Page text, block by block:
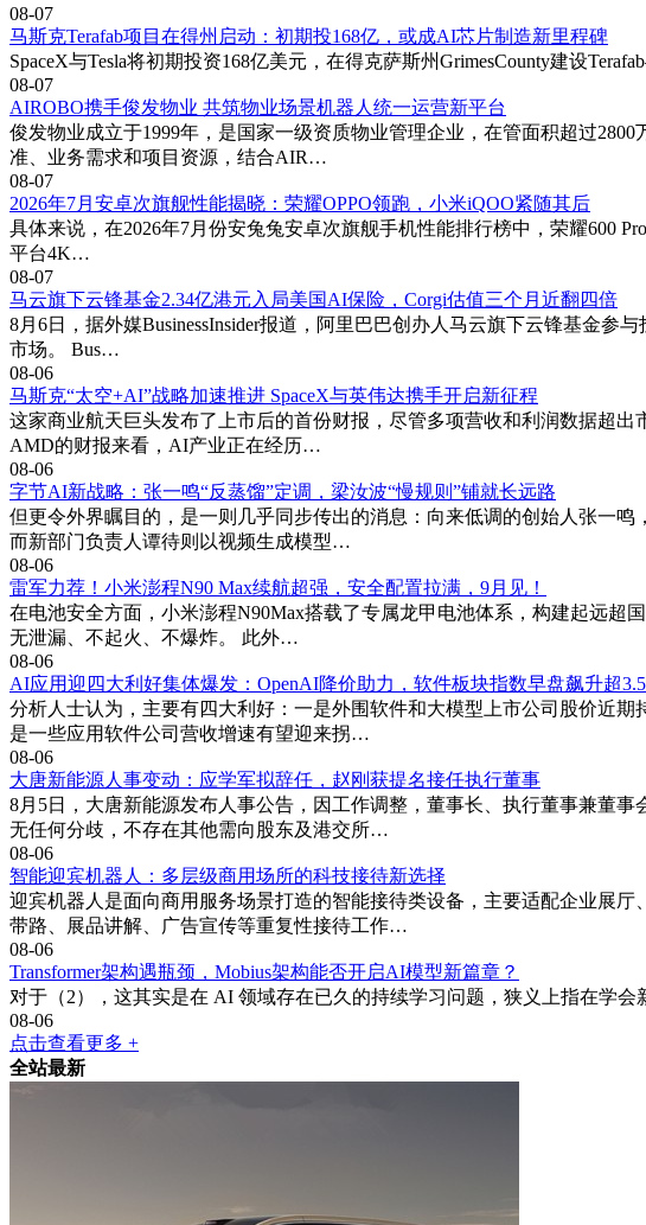
08-07
马斯克Terafab项目在得州启动：初期投168亿，或成AI芯片制造新里程碑
SpaceX与Tesla将初期投资168亿美元，在得克萨斯州GrimesCounty建设
08-07
AIROBO携手俊发物业 共筑物业场景机器人统一运营新平台
俊发物业成立于1999年，是国家一级资质物业管理企业，在管面积超过
准、业务需求和项目资源，结合AIR…
08-07
2026年7月安卓次旗舰性能揭晓：荣耀OPPO领跑，小米iQOO紧随其后
具体来说，在2026年7月份安兔兔安卓次旗舰手机性能排行榜中，荣耀600
平台4K…
08-07
马云旗下云锋基金2.34亿港元入局美国AI保险，Corgi估值三个月近翻四倍
8月6日，据外媒BusinessInsider报道，阿里巴巴创办人马云旗下云锋基金
市场。 Bus…
08-06
马斯克“太空+AI”战略加速推进 SpaceX与英伟达携手开启新征程
这家商业航天巨头发布了上市后的首份财报，尽管多项营收和利润数据超
AMD的财报来看，AI产业正在经历…
08-06
字节AI新战略：张一鸣“反蒸馏”定调，梁汝波“慢规则”铺就长远路
但更令外界瞩目的，是一则几乎同步传出的消息：向来低调的创始人张一
而新部门负责人谭待则以视频生成模型…
08-06
雷军力荐！小米澎程N90 Max续航超强，安全配置拉满，9月见！
在电池安全方面，小米澎程N90Max搭载了专属龙甲电池体系，构建起远超
无泄漏、不起火、不爆炸。 此外…
08-06
AI应用迎四大利好集体爆发：OpenAI降价助力，软件板块指数早盘飙升超
分析人士认为，主要有四大利好：一是外围软件和大模型上市公司股价近
是一些应用软件公司营收增速有望迎来拐…
08-06
大唐新能源人事变动：应学军拟辞任，赵刚获提名接任执行董事
8月5日，大唐新能源发布人事公告，因工作调整，董事长、执行董事兼董
无任何分歧，不存在其他需向股东及港交所…
08-06
智能迎宾机器人：多层级商用场所的科技接待新选择
迎宾机器人是面向商用服务场景打造的智能接待类设备，主要适配企业展
带路、展品讲解、广告宣传等重复性接待工作…
08-06
Transformer架构遇瓶颈，Mobius架构能否开启AI模型新篇章？
对于（2），这其实是在 AI 领域存在已久的持续学习问题，狭义上指在学会
08-06
点击查看更多 +
全站最新